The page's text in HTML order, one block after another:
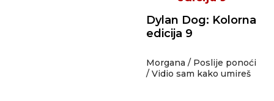
Dylan Dog: Kolorna
edicija 9
Morgana / Poslije ponoći
/ Vidio sam kako umireš